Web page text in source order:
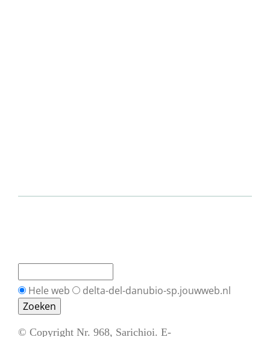
Hele web delta-del-danubio-sp.jouwweb.nl
© Copyright Nr. 968, Sarichioi. E-